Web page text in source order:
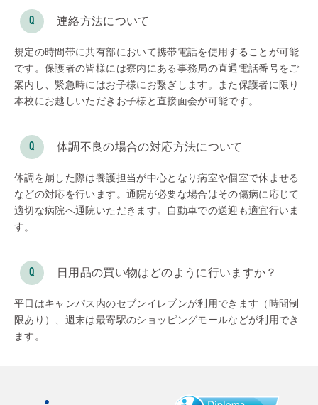
連絡方法について
規定の時間帯に共有部において携帯電話を使用することが可能
です。保護者の皆様には寮内にある事務局の直通電話番号をご
案内し、緊急時にはお子様にお繋ぎします。また保護者に限り
本校にお越しいただきお子様と直接面会が可能です。
体調不良の場合の対応方法について
体調を崩した際は養護担当が中心となり病室や個室で休ませる
などの対応を行います。通院が必要な場合はその傷病に応じて
適切な病院へ通院いただきます。自動車での送迎も適宜行いま
す。
日用品の買い物はどのように行いますか？
平日はキャンパス内のセブンイレブンが利用できます（時間制
限あり）、週末は最寄駅のショッピングモールなどが利用でき
ます。